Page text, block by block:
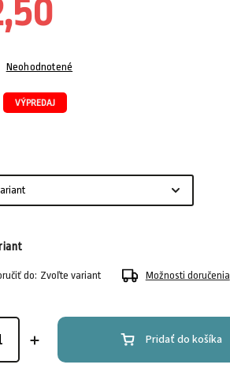
VÝPREDAJ
Neohodnotené
do: Zvoľte variant Možnosti doručenia
Pridať do košíka